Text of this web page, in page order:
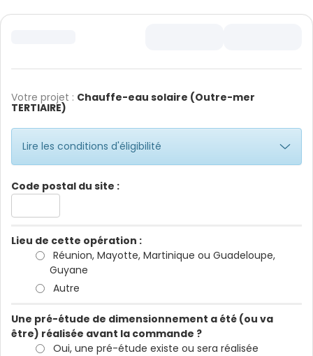
Votre projet : Chauffe-eau solaire (Outre-mer
TERTIAIRE)
Lire les conditions d'éligibilité
Code postal du site :
Lieu de cette opération :
Réunion, Mayotte, Martinique ou Guadeloupe,
Guyane
Autre
Une pré-étude de dimensionnement a été (ou va
être) réalisée avant la commande ?
Oui, une pré-étude existe ou sera réalisée